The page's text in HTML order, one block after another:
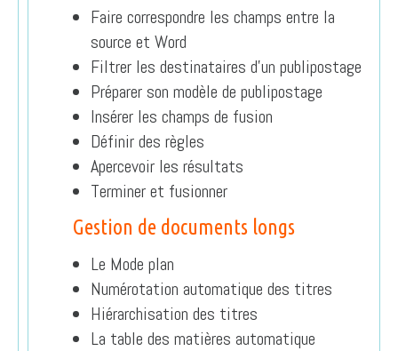
Faire correspondre les champs entre la
source et Word
Filtrer les destinataires d’un publipostage
Préparer son modèle de publipostage
Insérer les champs de fusion
Définir des règles
Apercevoir les résultats
Terminer et fusionner
Gestion de documents longs
Le Mode plan
Numérotation automatique des titres
Hiérarchisation des titres
La table des matières automatique